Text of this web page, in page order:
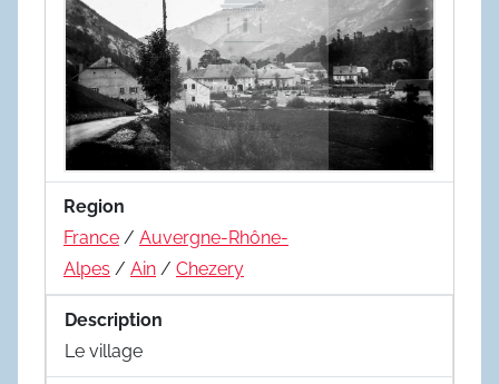
Region
France / Auvergne-Rhône-
Alpes / Ain / Chezery
Description
Le village